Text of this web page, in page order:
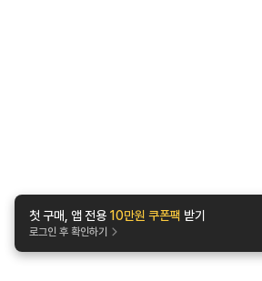
첫 구매, 앱 전용 10만원 쿠폰팩 받기
로그인 후 확인하기